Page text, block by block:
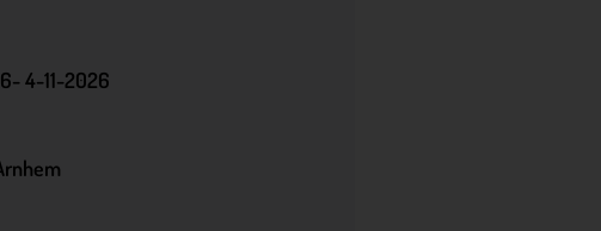
- 4-11-2026